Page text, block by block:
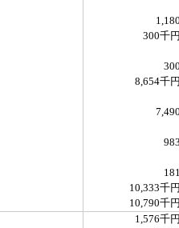
300千
8,654千
10,333千
10,790千
1,576千